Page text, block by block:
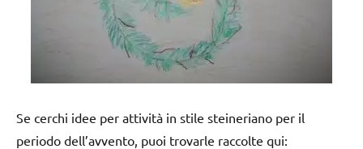
Se cerchi idee per attività in stile steineriano per il
periodo dell’avvento, puoi trovarle raccolte qui: